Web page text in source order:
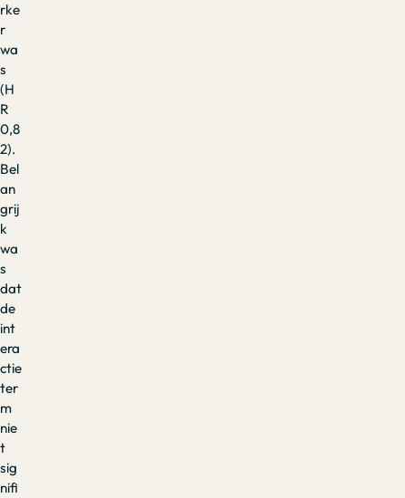
rke
r
wa
s
(H
R
0,8
2).
Bel
an
grij
k
wa
s
dat
de
int
era
ctie
ter
m
nie
t
sig
nifi